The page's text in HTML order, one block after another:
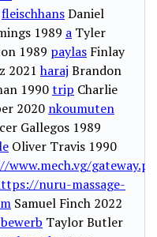
fleischhansDaniel
1989 a Tyler
1989 paylas Finlay
2021haraj Brandon
1990trip Charlie
2020 nkoumuten
Gallegos 1989
Oliver Travis 1990
nuru-massage-
Samuel Finch 2022
Taylor Butler